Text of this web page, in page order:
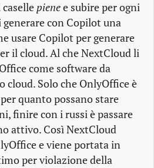
pienee subire per ogni
con Copilot una
usare Copilot per generare
il cloud. Al che NextCloud li
come software da
cloud. Solo che OnlyOffice è
quanto possano stare
finire con i russi è passare
attivo. Così NextCloud
e viene portata in
per violazione della